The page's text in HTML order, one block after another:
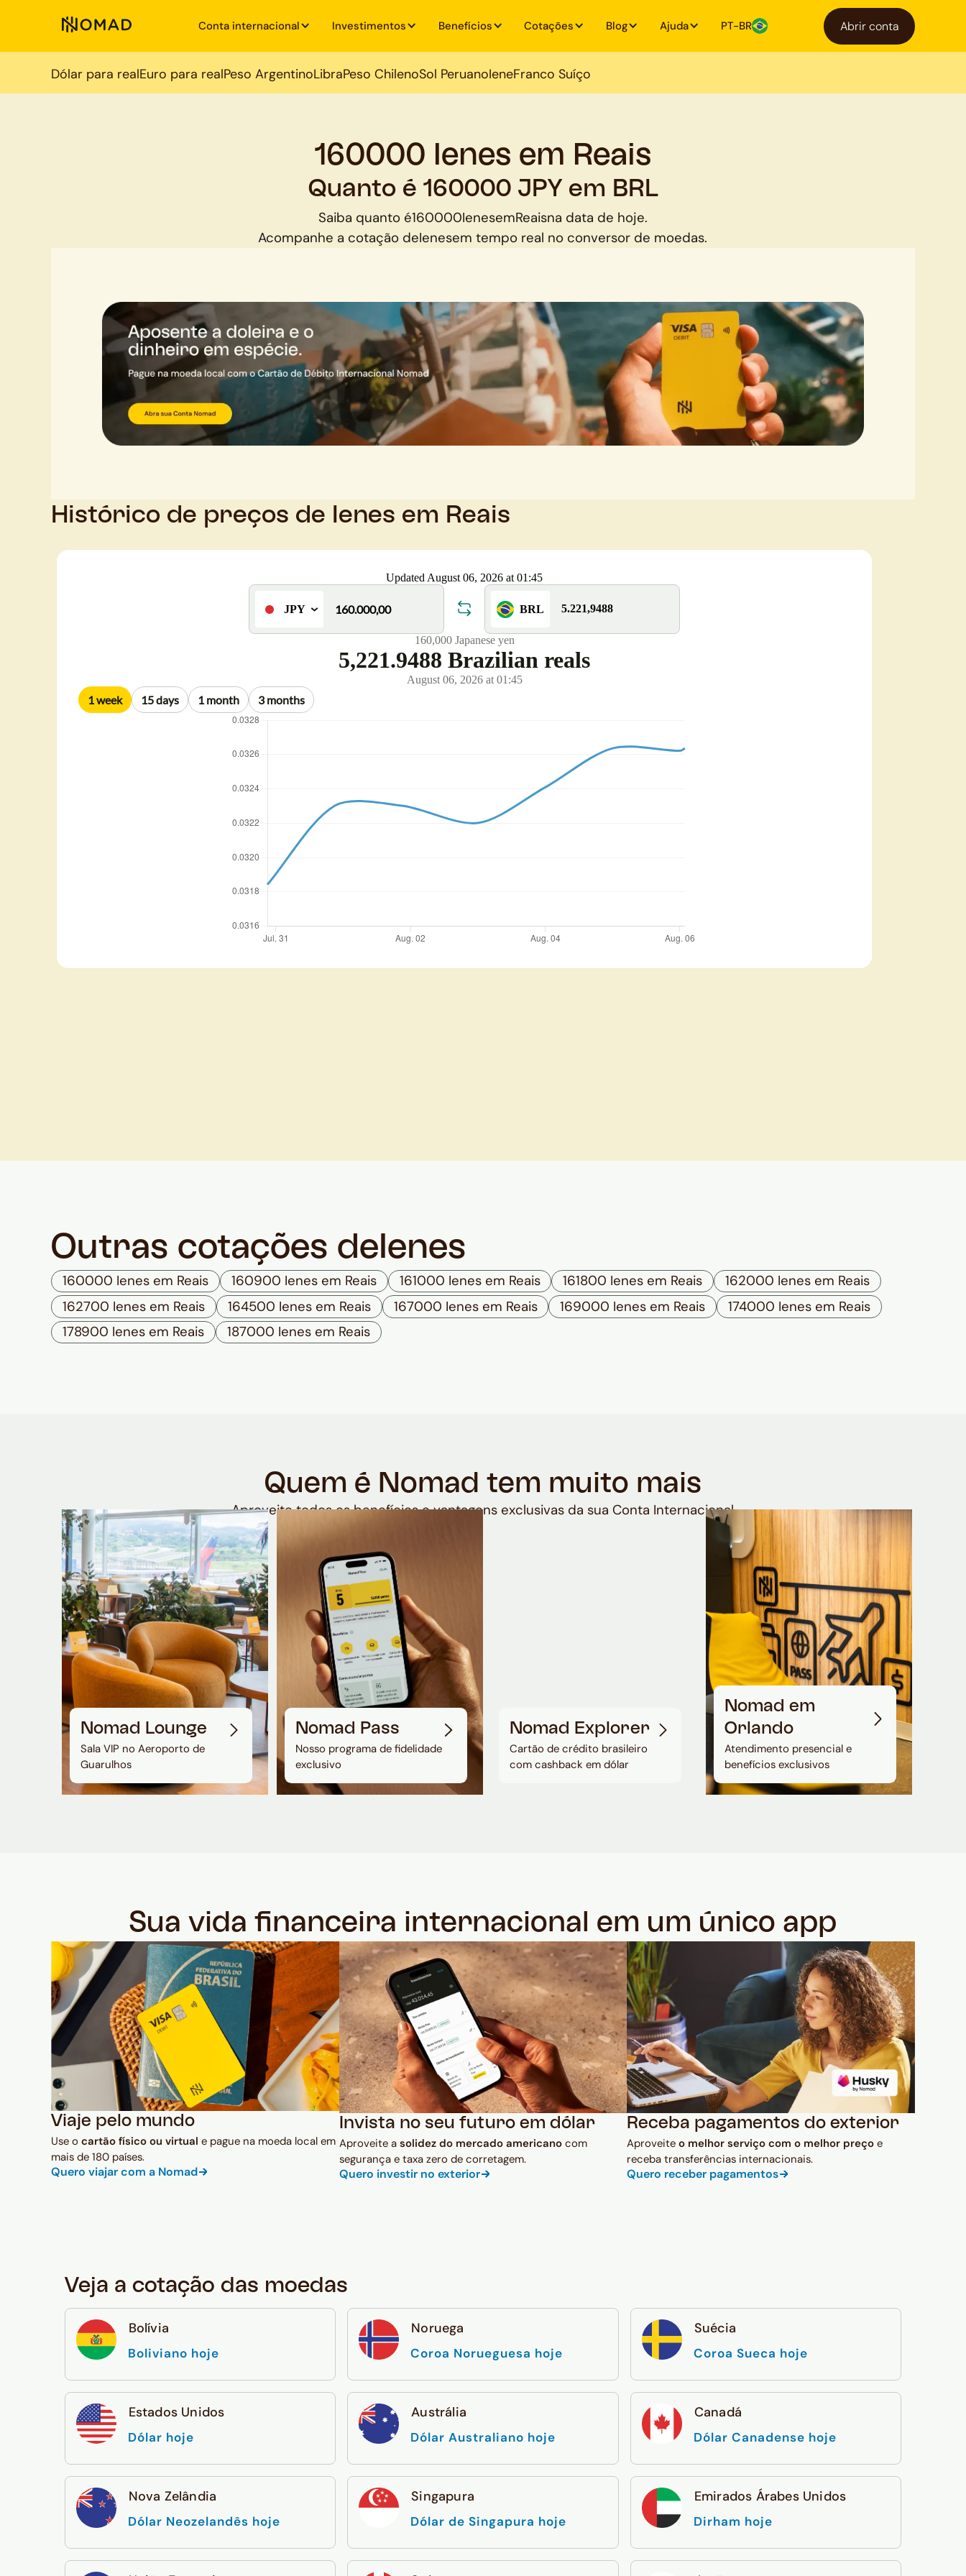
Conta internacional Investimentos Benefícios Cotações Blog Ajuda PT-BR Abrir conta
Dólar para realEuro para realPeso ArgentinoLibraPeso ChilenoSol PeruanoIeneFranco Suíço
160000 Ienes em Reais
Quanto é 160000 JPY em BRL
Saiba quanto é160000IenesemReaisna data de hoje.
Acompanhe a cotação deIenesem tempo real no conversor de moedas.
Histórico de preços de Ienes em Reais
Outras cotações de Ienes
160000 Ienes em Reais 160900 Ienes em Reais 161000 Ienes em Reais 161800 Ienes em Reais
162000 Ienes em Reais
162700 Ienes em Reais
164500 Ienes em Reais 167000 Ienes em Reais 169000 Ienes em Reais
174000 Ienes em Reais
178900 Ienes em Reais
187000 Ienes em Reais
Quem é Nomad tem muito mais
Aproveite todos os benefícios e vantagens exclusivas da sua Conta Internacional
Nomad Lounge
Sala VIP no Aeroporto de
Guarulhos
Nomad Pass
Nosso programa de fidelidade
exclusivo
Nomad Explorer
Cartão de crédito brasileiro
com cashback em dólar
Nomad em
Orlando
Atendimento presencial e
benefícios exclusivos
Sua vida financeira internacional em um único app
Viaje pelo mundo
Use o cartão físico ou virtual e pague na moeda local em
mais de 180 países.
Quero viajar com a Nomad
Invista no seu futuro em dólar
Aproveite a solidez do mercado americanocom
segurança e taxa zero de corretagem.
Quero investir no exterior
Receba pagamentos do exterior
Aproveiteo melhor serviço com o melhor preço e
receba transferências internacionais.
Quero receber pagamentos
Veja a cotação das moedas
Bolívia
Boliviano hoje
Noruega
Coroa Norueguesa hoje
Suécia
Coroa Sueca hoje
Estados Unidos
Dólar hoje
Austrália
Dólar Australiano hoje
Canadá
Dólar Canadense hoje
Nova Zelândia
Dólar Neozelandês hoje
Singapura
Dólar de Singapura hoje
Emirados Árabes Unidos
Dirham hoje